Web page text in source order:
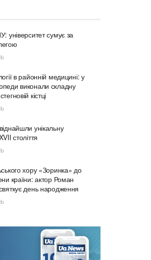
університет сумує за
в районній медицині: у
виконали складну
кістці
унікальну
століття
хору «Зоринка» до
країни: актор Роман
день народження